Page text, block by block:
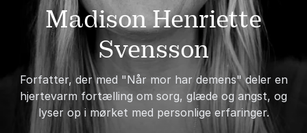
Madison Henriette
Svensson
Forfatter, der med "Når mor har demens" deler en
hjertevarm fortælling om sorg, glæde og angst, og
lyser op i mørket med personlige erfaringer.